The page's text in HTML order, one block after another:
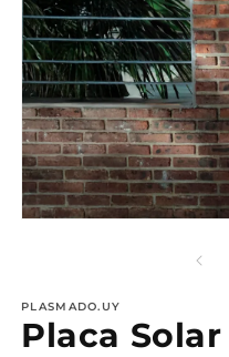
una
ventana
modal
PLASMADO.UY
Placa